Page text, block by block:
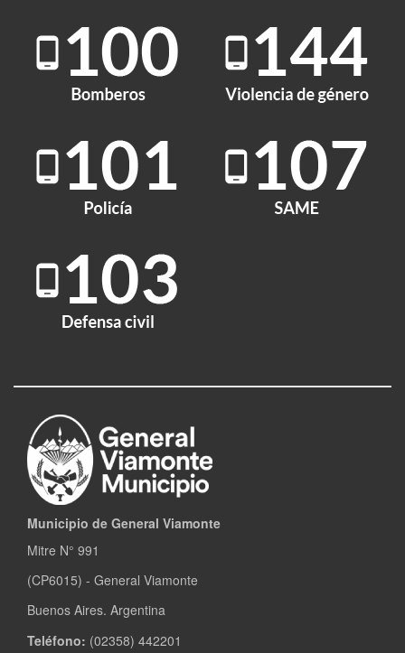
Municipio de General Viamonte
Mitre N° 991
(CP6015) - General Viamonte
Buenos Aires. Argentina
Teléfono: (02358) 442201